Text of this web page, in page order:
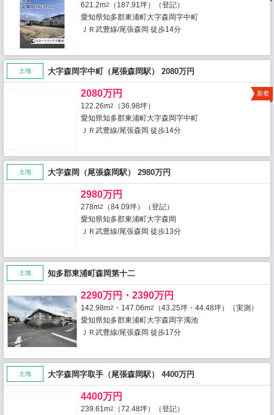
621.2m2
（187.91坪）（登記）
愛知県知多郡東浦町大字森岡字中町
ＪＲ武豊線/尾張森岡 徒歩14分
土地 大字森岡字中町（尾張森岡駅） 2080万円
2080万円
122.26m2
（36.98坪）
愛知県知多郡東浦町大字森岡字中町
ＪＲ武豊線/尾張森岡 徒歩14分
新着
土地 大字森岡（尾張森岡駅） 2980万円
2980万円
278m2
（84.09坪）（登記）
愛知県知多郡東浦町大字森岡
ＪＲ武豊線/尾張森岡 徒歩13分
土地 知多郡東浦町森岡第十二
2290万円・2390万円
142.98m2 ・147.06m2
（43.25坪・44.48坪）（実測）
愛知県知多郡東浦町大字森岡字濁池
ＪＲ武豊線/尾張森岡 徒歩17分
土地 大字森岡字取手（尾張森岡駅） 4400万円
4400万円
239.61m2
（72.48坪）（登記）